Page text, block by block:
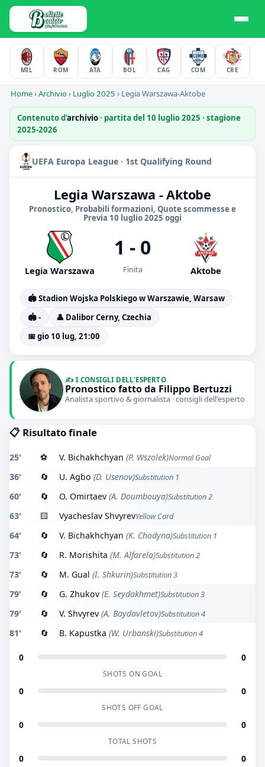
MIL ROM ATA BOL CAG COM CRE
Home›Archivio› Luglio 2025 › Legia Warszawa-Aktobe
Contenuto d'archivio· partita del 10 luglio 2025 · stagione
2025-2026
UEFA Europa League · 1st Qualifying Round
Legia Warszawa - Aktobe
Pronostico, Probabili formazioni, Quote scommesse e
Previa 10 luglio 2025 oggi
Legia Warszawa
1 - 0
Finita Aktobe
🏟️ Stadion Wojska Polskiego w Warszawie, Warsaw
🏟️ -
👤 Dalibor Cerny, Czechia
📅 gio 10 lug, 21:00
✍️ I CONSIGLI DELL'ESPERTO
Pronostico fatto da Filippo Bertuzzi
Analista sportivo & giornalista · consigli dell'esperto
📋 Risultato finale
25' ⚽ V. Bichakhchyan (P. Wszolek)Normal Goal
36' 🔄 U. Agbo (D. Usenov)Substitution 1
60' 🔄 O. Omirtaev (A. Doumbouya)Substitution 2
63' 🟨 Vyacheslav ShvyrevYellow Card
64' 🔄 V. Bichakhchyan (K. Chodyna)Substitution 1
73' 🔄 R. Morishita (M. Alfarela)Substitution 2
73' 🔄 M. Gual (I. Shkurin)Substitution 3
79' 🔄 G. Zhukov (E. Seydakhmet)Substitution 3
79' 🔄 V. Shvyrev (A. Baydavletov)Substitution 4
81' 🔄 B. Kapustka (W. Urbanski)Substitution 4
0 0
SHOTS ON GOAL
0 0
SHOTS OFF GOAL
0 0
TOTAL SHOTS
0 0